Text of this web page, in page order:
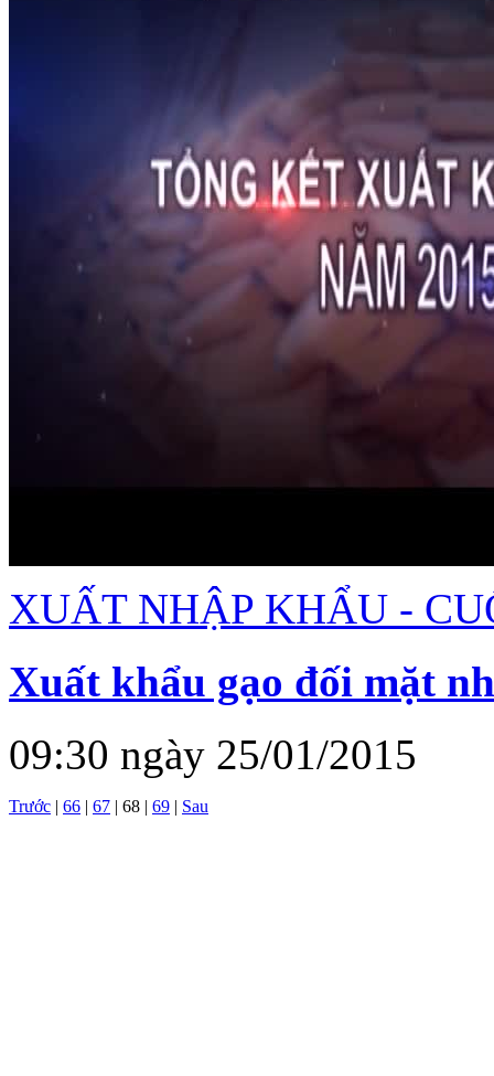
XUẤT NHẬP KHẨU -
Xuất khẩu gạo đối mặt
09:30 ngày 25/01/2015
Trước | 66 | 67 | 68 | 69 | Sau